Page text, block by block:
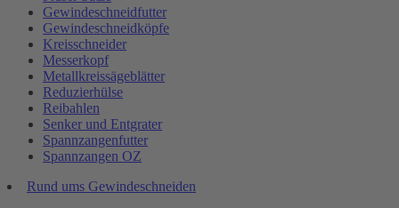
Gewindeschneidfutter
Gewindeschneidköpfe
Kreisschneider
Messerkopf
Metallkreissägeblätter
Reduzierhülse
Reibahlen
Senker und Entgrater
Spannzangenfutter
Spannzangen OZ
Rund ums Gewindeschneiden